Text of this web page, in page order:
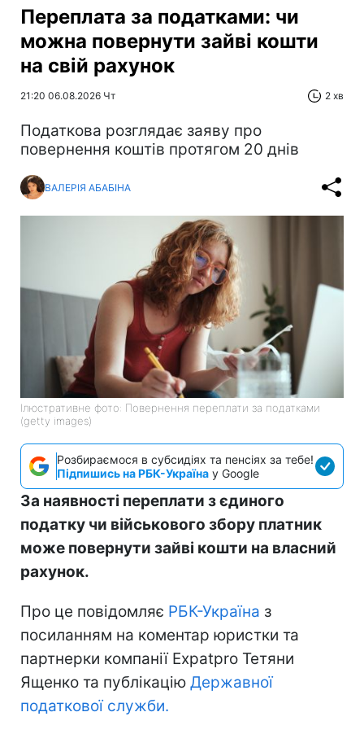
Переплата за податками: чи
можна повернути зайві кошти
на свій рахунок
21:20 06.08.2026 Чт 2 хв
Податкова розглядає заяву про
повернення коштів протягом 20 днів
ВАЛЕРІЯ АБАБІНА
Ілюстративне фото: Повернення переплати за податками
(getty images)
Розбираємося в субсидіях та пенсіях за тебе!
Підпишись на РБК-Україна у Google
За наявності переплати з єдиного
податку чи військового збору платник
може повернути зайві кошти на власний
рахунок.
Про це повідомляє РБК-Україна з
посиланням на коментар юристки та
партнерки компанії Expatpro Тетяни
Ященко та публікацію Державної
податкової служби.